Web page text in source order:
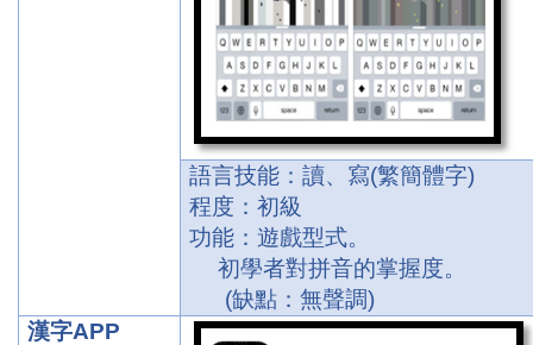
語言技能：讀、寫(繁簡體字)
程度：初級
功能：遊戲型式。
初學者對拼音的掌握度。
(缺點：無聲調)
漢字APP